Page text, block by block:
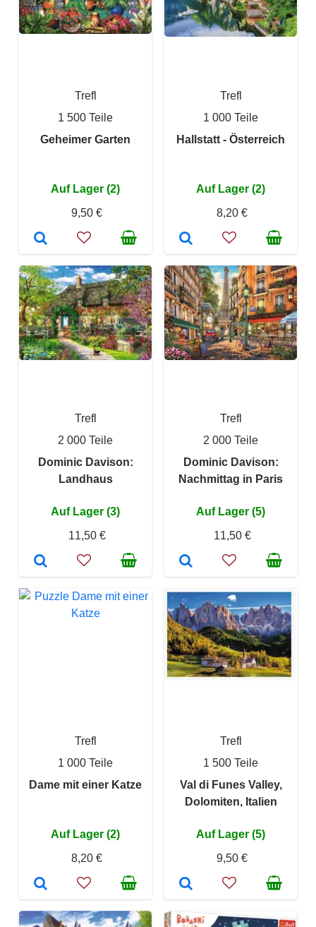
Trefl
1 500 Teile
Geheimer Garten
Auf Lager (2)
9,50 €
Trefl
1 000 Teile
Hallstatt - Österreich
Auf Lager (2)
8,20 €
Trefl
2 000 Teile
Dominic Davison:
Landhaus
Auf Lager (3)
11,50 €
Trefl
2 000 Teile
Dominic Davison:
Nachmittag in Paris
Auf Lager (5)
11,50 €
Trefl
1 000 Teile
Dame mit einer Katze
Auf Lager (2)
8,20 €
Trefl
1 500 Teile
Val di Funes Valley,
Dolomiten, Italien
Auf Lager (5)
9,50 €